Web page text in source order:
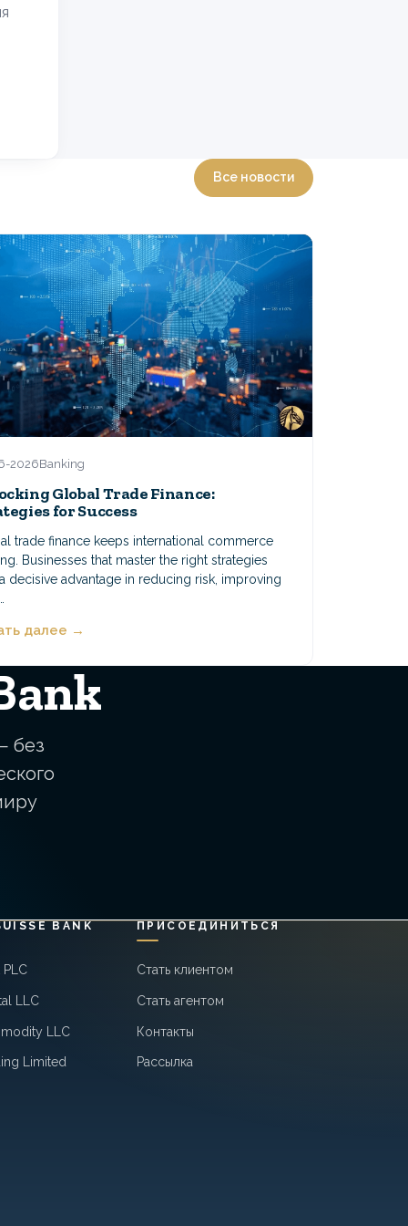
Все новости
2026Banking
Global Trade Finance:
for Success
trade finance keeps international commerce
Businesses that master the right strategies
decisive advantage in reducing risk, improving
далее →
без
BANK
PLC
LLC
LLC
Limited
ПРИСОЕДИНИТЬСЯ
Стать клиентом
Стать агентом
Контакты
Рассылка